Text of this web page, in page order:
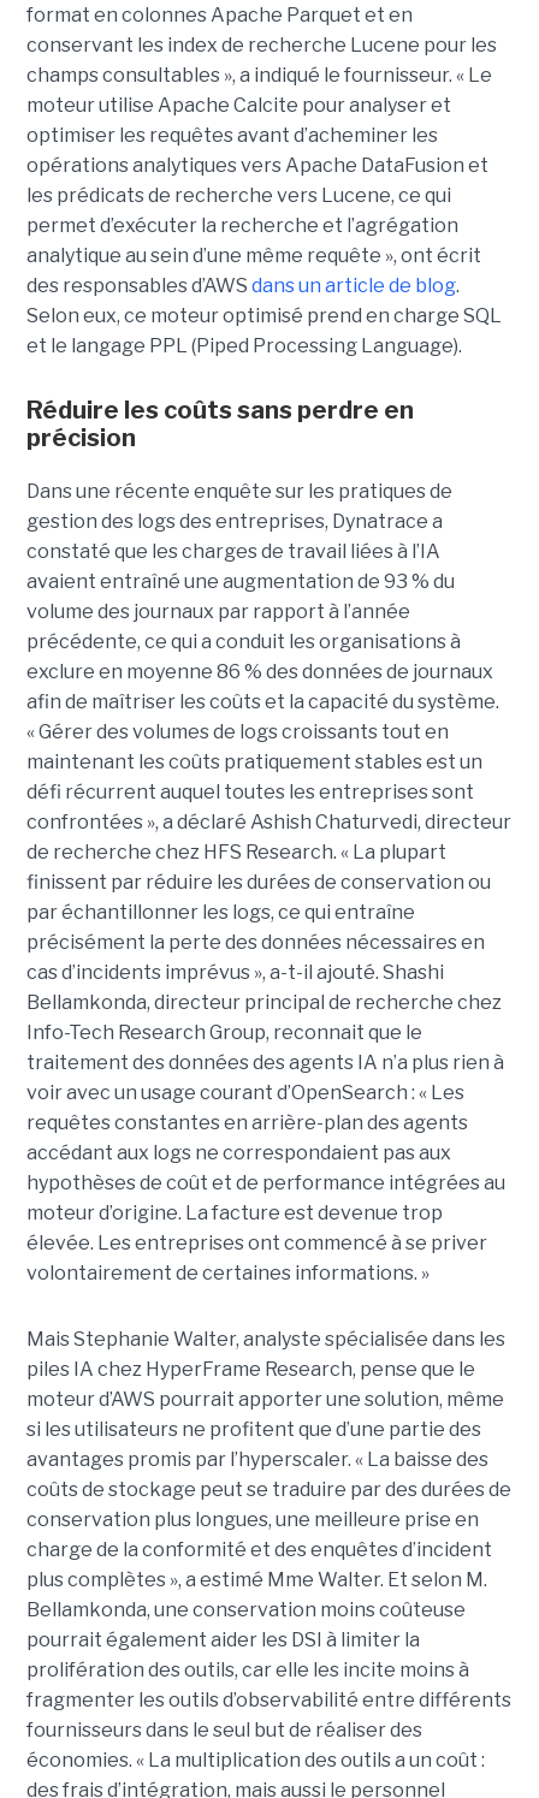
format en colonnes Apache Parquet et en
conservant les index de recherche Lucene pour les
champs consultables », a indiqué le fournisseur. « Le
moteur utilise Apache Calcite pour analyser et
optimiser les requêtes avant d’acheminer les
opérations analytiques vers Apache DataFusion et
les prédicats de recherche vers Lucene, ce qui
permet d’exécuter la recherche et l’agrégation
analytique au sein d’une même requête », ont écrit
des responsables d’AWS dans un article de blog.
Selon eux, ce moteur optimisé prend en charge SQL
et le langage PPL (Piped Processing Language).
Réduire les coûts sans perdre en
précision
Dans une récente enquête sur les pratiques de
gestion des logs des entreprises, Dynatrace a
constaté que les charges de travail liées à l’IA
avaient entraîné une augmentation de 93 % du
volume des journaux par rapport à l’année
précédente, ce qui a conduit les organisations à
exclure en moyenne 86 % des données de journaux
afin de maîtriser les coûts et la capacité du système.
« Gérer des volumes de logs croissants tout en
maintenant les coûts pratiquement stables est un
défi récurrent auquel toutes les entreprises sont
confrontées », a déclaré Ashish Chaturvedi, directeur
de recherche chez HFS Research. « La plupart
finissent par réduire les durées de conservation ou
par échantillonner les logs, ce qui entraîne
précisément la perte des données nécessaires en
cas d’incidents imprévus », a-t-il ajouté. Shashi
Bellamkonda, directeur principal de recherche chez
Info-Tech Research Group, reconnait que le
traitement des données des agents IA n’a plus rien à
voir avec un usage courant d’OpenSearch : « Les
requêtes constantes en arrière-plan des agents
accédant aux logs ne correspondaient pas aux
hypothèses de coût et de performance intégrées au
moteur d’origine. La facture est devenue trop
élevée. Les entreprises ont commencé à se priver
volontairement de certaines informations. »
Mais Stephanie Walter, analyste spécialisée dans les
piles IA chez HyperFrame Research, pense que le
moteur d’AWS pourrait apporter une solution, même
si les utilisateurs ne profitent que d’une partie des
avantages promis par l’hyperscaler. « La baisse des
coûts de stockage peut se traduire par des durées de
conservation plus longues, une meilleure prise en
charge de la conformité et des enquêtes d’incident
plus complètes », a estimé Mme Walter. Et selon M.
Bellamkonda, une conservation moins coûteuse
pourrait également aider les DSI à limiter la
prolifération des outils, car elle les incite moins à
fragmenter les outils d’observabilité entre différents
fournisseurs dans le seul but de réaliser des
économies. « La multiplication des outils a un coût :
des frais d’intégration, mais aussi le personnel